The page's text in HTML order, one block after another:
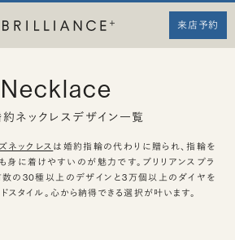
来店予約
約ネックレスデザイン一覧
ネックレス は婚約指輪の代わりに贈られ、指輪を
に着けやすいのが魅力です。ブリリアンスプラ
数の30種以上のデザインと3万個以上のダイヤを
スタイル。心から納得できる選択が叶います。